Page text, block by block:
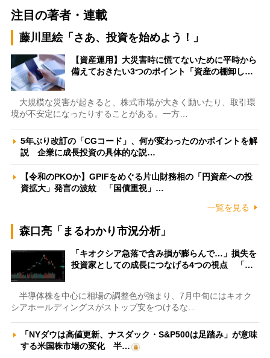
注目の著者・連載
藤川里絵「さあ、投資を始めよう！」
【資産運用】大災害時に慌てないために平時から
備えておきたい3つのポイント「資産の棚卸し…
大規模な災害が起きると、株式市場が大きく動いたり、取引環
境が不安定になったりすることがある。一方…
5年ぶり改訂の「CGコード」、何が変わったのかポイントを解
説 企業に成長投資の具体的な説…
【令和のPKOか】GPIFをめぐる片山財務相の「円資産への投
資拡大」発言の波紋 「国債重視」…
一覧を見る
森口亮「まるわかり市況分析」
「キオクシア急落で含み損が膨らんで…」損失を
投資家としての成長につなげる4つの視点 「…
半導体株を中心に相場の調整色が強まり、7月中旬にはキオク
シアホールディングスがストップ安をつけるな…
「NYダウは高値更新、ナスダック・S&P500は足踏み」が意味
する米国株市場の変化 半…